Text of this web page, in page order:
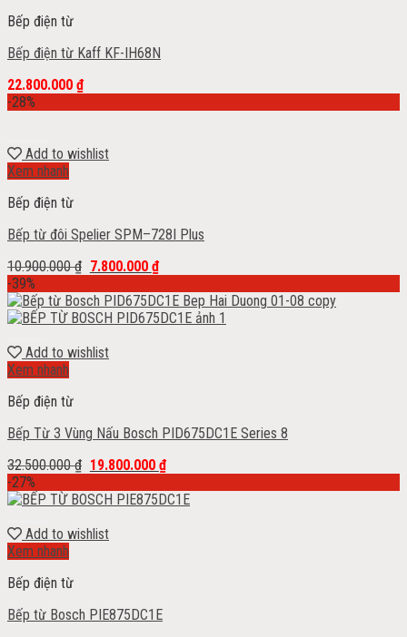
Bếp điện từ
Bếp điện từ Kaff KF-IH68N
22.800.000 ₫
-28%
Add to wishlist
Xem nhanh
Bếp điện từ
Bếp từ đôi Spelier SPM–728I Plus
10.900.000₫ 7.800.000 ₫
-39%
Add to wishlist
Xem nhanh
Bếp điện từ
Bếp Từ 3 Vùng Nấu Bosch PID675DC1E Series 8
32.500.000₫ 19.800.000 ₫
-27%
Add to wishlist
Xem nhanh
Bếp điện từ
Bếp từ Bosch PIE875DC1E